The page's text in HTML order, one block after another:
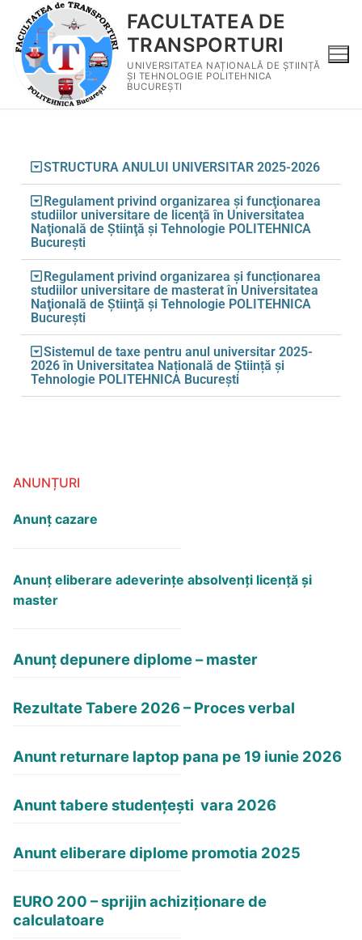
FACULTATEA DE
TRANSPORTURI
UNIVERSITATEA NAȚIONALĂ DE ȘTIINȚĂ
ȘI TEHNOLOGIE POLITEHNICA
BUCUREȘTI
STRUCTURA ANULUI UNIVERSITAR 2025-2026
Regulament privind organizarea şi funcţionarea
studiilor universitare de licenţă în Universitatea
Naţională de Ştiinţă şi Tehnologie POLITEHNICA
Bucureşti
Regulament privind organizarea şi funcționarea
studiilor universitare de masterat în Universitatea
Naţională de Ştiinţă şi Tehnologie POLITEHNICA
Bucureşti
Sistemul de taxe pentru anul universitar 2025-
2026 în Universitatea Națională de Știință și
Tehnologie POLITEHNICA București
ANUNȚURI
Anunț cazare
Anunţ eliberare adeverinţe absolvenţi licență și
master
Anunț depunere diplome – master
Rezultate Tabere 2026 – Proces verbal
Anunt returnare laptop pana pe 19 iunie 2026
Anunt tabere studențești vara 2026
Anunt eliberare diplome promotia 2025
EURO 200 – sprijin achiziționare de
calculatoare